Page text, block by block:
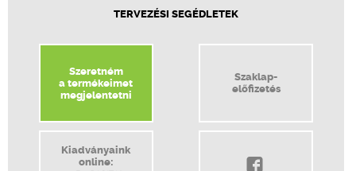
TERVEZÉSI SEGÉDLETEK
Szeretném
a termékeimet
megjelentetni
Szaklap-
előfizetés
Kiadványaink
online: